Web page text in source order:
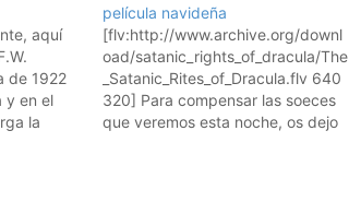
aquí
de 1922
y en el
la
película navideña
[flv:http://www.archive.org/downl
oad/satanic_rights_of_dracula/The
_Satanic_Rites_of_Dracula.flv 640
320] Para compensar las soeces
que veremos esta noche, os dejo